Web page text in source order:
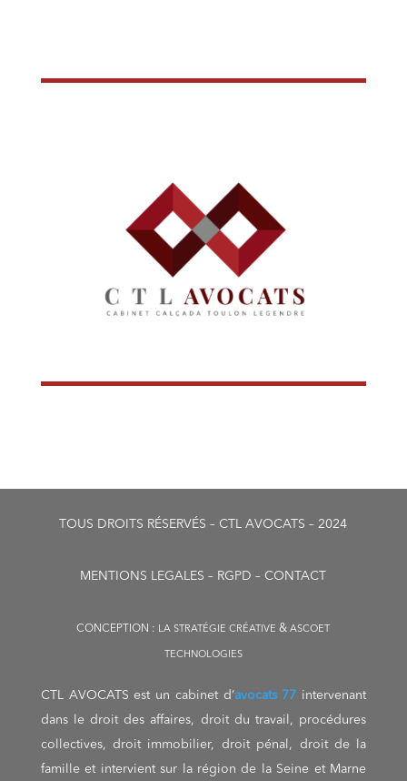
TOUS DROITS RÉSERVÉS – CTL AVOCATS – 2024
MENTIONS LEGALES – RGPD – CONTACT
CONCEPTION : LA STRATÉGIE CRÉATIVE &ASCOET
TECHNOLOGIES
CTL AVOCATS est un cabinet d’avocats 77 intervenant
dans le droit des affaires, droit du travail, procédures
collectives, droit immobilier, droit pénal, droit de la
famille et intervient sur la région de la Seine et Marne